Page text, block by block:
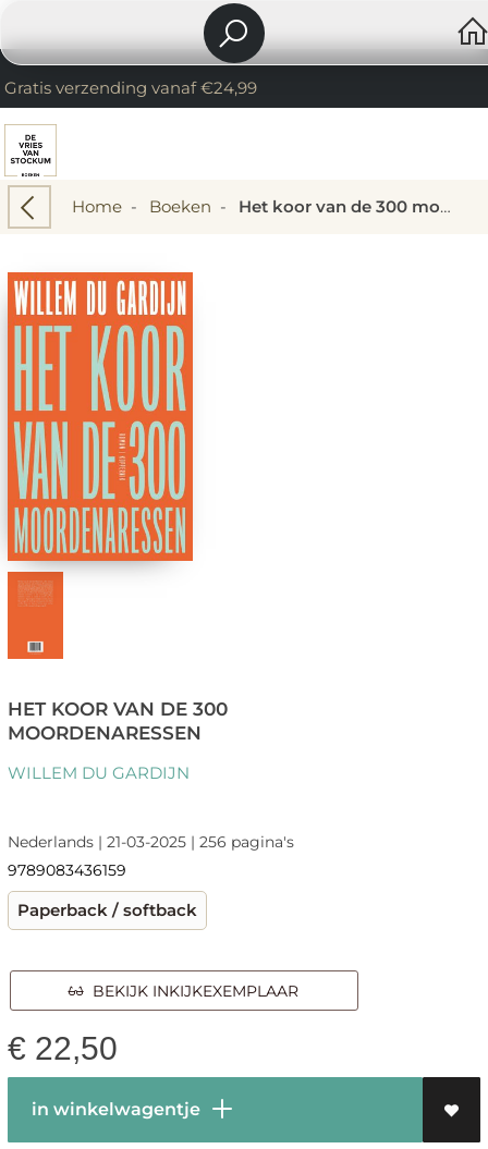
Gratis verzending vanaf €24,99
Home- Boeken - Het koor van de 300 moordenaressen
HET KOOR VAN DE 300
MOORDENARESSEN
WILLEM DU GARDIJN
Nederlands | 21-03-2025 | 256 pagina's
9789083436159
Paperback / softback
BEKIJK INKIJKEXEMPLAAR
€ 22,50
in winkelwagentje